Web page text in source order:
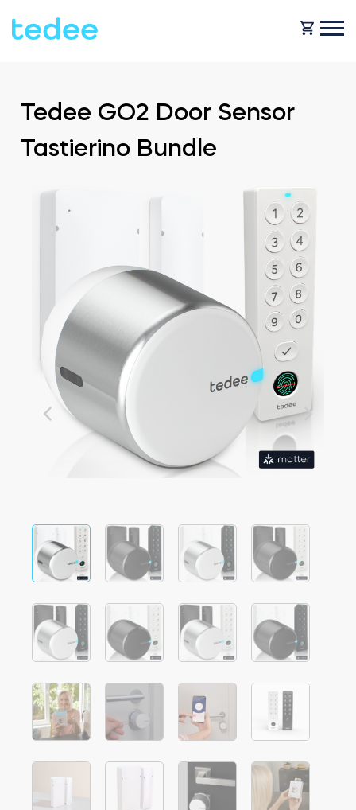
Casa
Business
Integrazioni
PRODOTTI
Tedee GO2
Tedee PRO
Tedee Bridge
Door Sensor
Cilindri
BLOG
LOCALIZZATORE DI NEGOZI
ACQUISTA ORA
Tedee GO2 Door Sensor
Tastierino Bundle